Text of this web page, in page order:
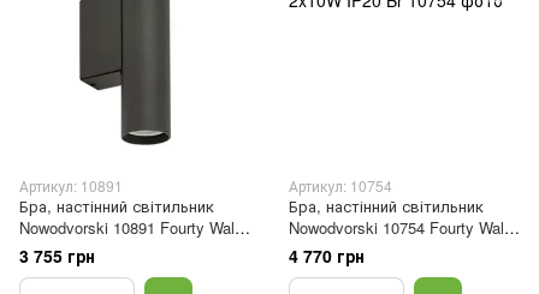
Артикул: 10891
Бра, настінний світильник
Nowodvorski 10891 Fourty Wall
M GU10 2x10W IP20 Umbra
Gray
3 755 грн
Артикул: 10754
Бра, настінний світильник
Nowodvorski 10754 Fourty Wall
M GU10 2x10W IP20 Br
4 770 грн